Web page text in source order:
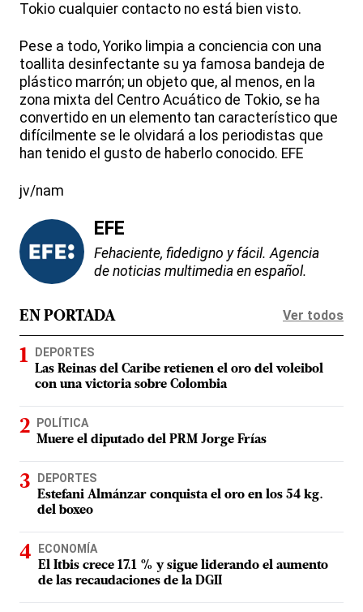
Tokio cualquier contacto no está bien visto.
Pese a todo, Yoriko limpia a conciencia con una
toallita desinfectante su ya famosa bandeja de
plástico marrón; un objeto que, al menos, en la
zona mixta del Centro Acuático de Tokio, se ha
convertido en un elemento tan característico que
difícilmente se le olvidará a los periodistas que
han tenido el gusto de haberlo conocido. EFE
jv/nam
EFE
Fehaciente, fidedigno y fácil. Agencia
de noticias multimedia en español.
EN PORTADA Ver todos
DEPORTES
Las Reinas del Caribe retienen el oro del voleibol
con una victoria sobre Colombia
POLÍTICA
Muere el diputado del PRM Jorge Frías
DEPORTES
Estefani Almánzar conquista el oro en los 54 kg.
del boxeo
ECONOMÍA
El Itbis crece 17.1 % y sigue liderando el aumento
de las recaudaciones de la DGII